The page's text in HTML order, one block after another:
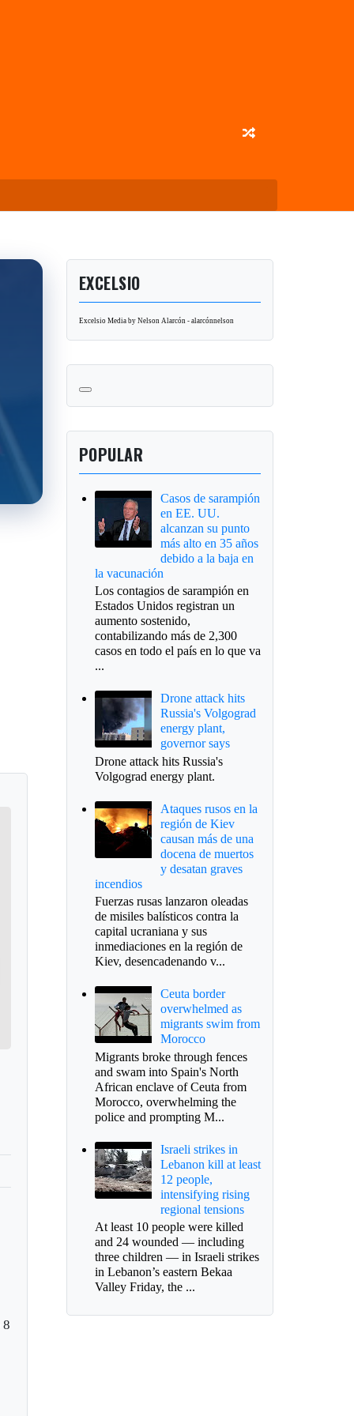
8
EXCELSIO
Excelsio Media by Nelson Alarcón - alarcónnelson
POPULAR
Casos de sarampión
en EE. UU.
alcanzan su punto
más alto en 35 años
debido a la baja en
la vacunación
Los contagios de sarampión en
Estados Unidos registran un
aumento sostenido,
contabilizando más de 2,300
casos en todo el país en lo que va
...
Drone attack hits
Russia's Volgograd
energy plant,
governor says
Drone attack hits Russia's
Volgograd energy plant.
Ataques rusos en la
región de Kiev
causan más de una
docena de muertos
y desatan graves
incendios
Fuerzas rusas lanzaron oleadas
de misiles balísticos contra la
capital ucraniana y sus
inmediaciones en la región de
Kiev, desencadenando v...
Ceuta border
overwhelmed as
migrants swim from
Morocco
Migrants broke through fences
and swam into Spain's North
African enclave of Ceuta from
Morocco, overwhelming the
police and prompting M...
Israeli strikes in
Lebanon kill at least
12 people,
intensifying rising
regional tensions
At least 10 people were killed
and 24 wounded — including
three children — in Israeli strikes
in Lebanon’s eastern Bekaa
Valley Friday, the ...